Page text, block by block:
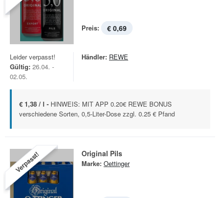
Preis: € 0,69
Leider verpasst!
Gültig: 26.04. -
02.05.
Händler: REWE
€ 1,38 / l - HINWEIS: MIT APP 0.20€ REWE BONUS
verschiedene Sorten, 0,5-Liter-Dose zzgl. 0.25 € Pfand
Verpasst! Original Pils
Marke: Oettinger